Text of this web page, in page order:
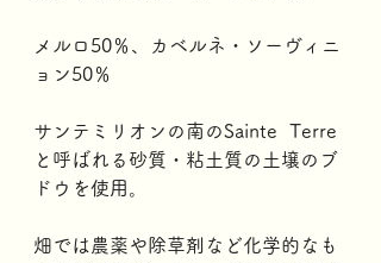
メルロ50％、カベルネ・ソーヴィニ
ョン50％
サンテミリオンの南のSainte  Terre
と呼ばれる砂質・粘土質の土壌のブ
ドウを使用。
畑では農薬や除草剤など化学的なも